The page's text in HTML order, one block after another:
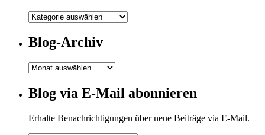
Meine
Blog-Archiv
Blog-
Blog via E-Mail abonnieren
Erhalte Benachrichtigungen über neue Beiträge via E-Mail.